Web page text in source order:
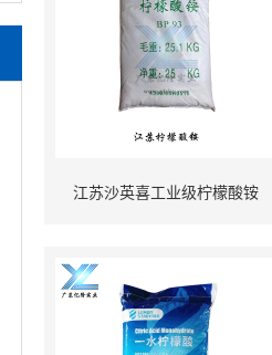
江苏沙英喜工业级柠檬酸铵